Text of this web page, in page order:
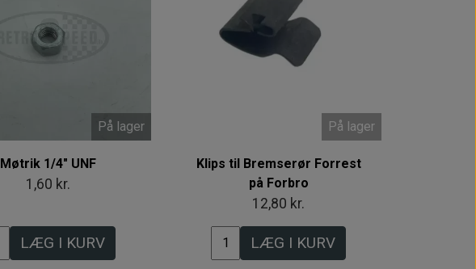
På lager
Møtrik 1/4" UNF
1,60 kr.
LÆG I KURV
På lager
Klips til Bremserør Forrest
på Forbro
12,80 kr.
LÆG I KURV